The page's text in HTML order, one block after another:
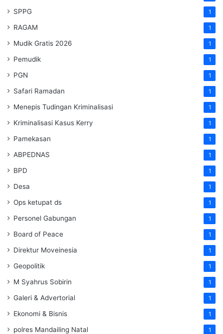
SPPG 1
RAGAM 1
Mudik Gratis 2026 1
Pemudik 1
PGN 1
Safari Ramadan 1
Menepis Tudingan Kriminalisasi 1
Kriminalisasi Kasus Kerry 1
Pamekasan 1
ABPEDNAS 1
BPD 1
Desa 1
Ops ketupat ds 1
Personel Gabungan 1
Board of Peace 1
Direktur Moveinesia 1
Geopolitik 1
M Syahrus Sobirin 1
Galeri & Advertorial 1
Ekonomi & Bisnis 1
polres Mandailing Natal 1